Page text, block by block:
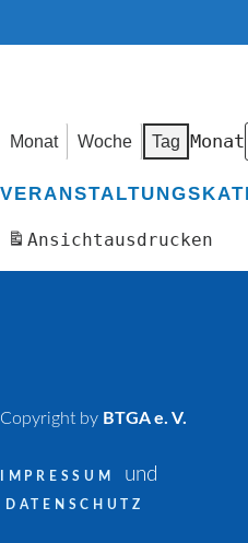
Monat Woche Tag Monat
Ansichtausdrucken
Copyright by BTGA e. V.
IMPRESSUM und
DATENSCHUTZ